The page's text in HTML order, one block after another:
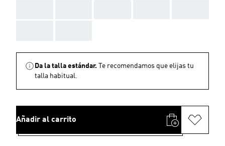
Da la talla estándar.
Te recomendamos que elijas tu
talla habitual.
Añadir al carrito